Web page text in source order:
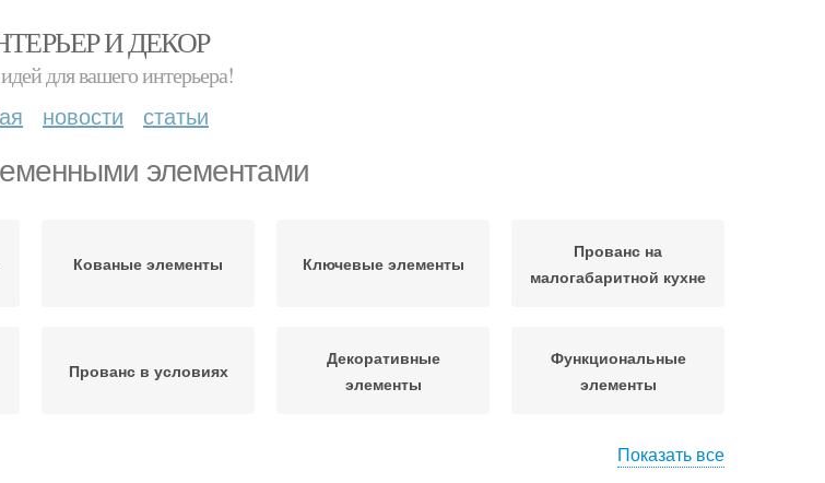
И ДЕКОР
для вашего интерьера!
новости статьи
элементами
Кованые элементы Ключевые элементы
Прованс на
малогабаритной кухне
Прованс в условиях
Декоративные
элементы
Функциональные
элементы
Показать все